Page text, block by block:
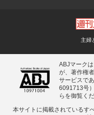
主婦
ABJマーク
が、著作権
サービスで
6091713号
らを御覧くだ
本サイトに掲載されているす